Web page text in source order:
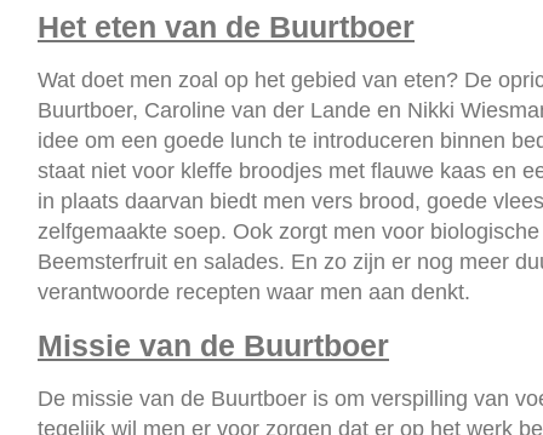
Het eten van de Buurtboer
Wat doet men zoal op het gebied van eten? De
Buurtboer, Caroline van der Lande en Nikki
idee om een goede lunch te introduceren binnen
staat niet voor kleffe broodjes met flauwe kaas en
in plaats daarvan biedt men vers brood, goede
zelfgemaakte soep. Ook zorgt men voor
Beemsterfruit en salades. En zo zijn er nog meer
verantwoorde recepten waar men aan denkt.
Missie van de Buurtboer
De missie van de Buurtboer is om verspilling van
tegelijk wil men er voor zorgen dat er op het werk